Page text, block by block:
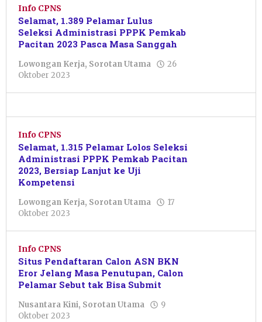
Info CPNS
Selamat, 1.389 Pelamar Lulus
Seleksi Administrasi PPPK Pemkab
Pacitan 2023 Pasca Masa Sanggah
Lowongan Kerja, Sorotan Utama
26
Oktober 2023
Info CPNS
Selamat, 1.315 Pelamar Lolos Seleksi
Administrasi PPPK Pemkab Pacitan
2023, Bersiap Lanjut ke Uji
Kompetensi
Lowongan Kerja, Sorotan Utama
17
Oktober 2023
Info CPNS
Situs Pendaftaran Calon ASN BKN
Eror Jelang Masa Penutupan, Calon
Pelamar Sebut tak Bisa Submit
Nusantara Kini, Sorotan Utama
9
Oktober 2023